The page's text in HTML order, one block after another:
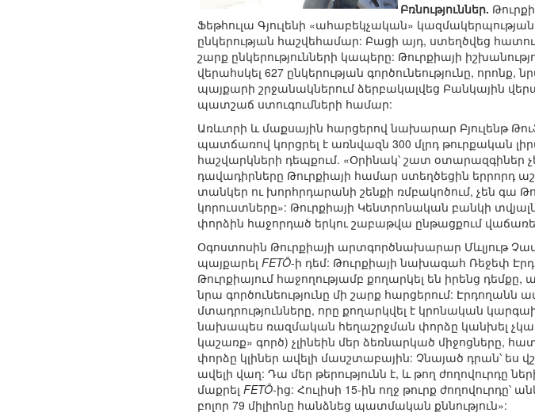
Բռնություններ.
Ֆեթհուլա Գյուլենի «ահաբեկչական»
ընկերության հաշվեհամար: Բացի այդ, ստեղծվեց
շարք ընկերությունների կապերը: Թուրքիայի
վերահսկել 627 ընկերության գործունեությունը,
պայքարի շրջանակներում ձերբակալվեց Բանկային
պատշաճ ստուգումների համար:
Առևտրի և մաքսային հարցերով նախարար Բյուլենթ
պատճառով կորցրել է առնվազն 300 մլրդ թուրքական
հաշվարկների դեպքում. «Օրինակ՝ շատ օտարազգիներ
դավադիրները Թուրքիայի համար ստեղծեցին երրորդ
տանկեր ու խորհրդարանի շենքի ռմբակոծում, չեն գա
կորուստները»: Թուրքիայի Կենտրոնական բանկի
փորձին հաջորդած երկու շաբաթվա ընթացքում վաճառել
Օգոստոսին Թուրքիայի արտգործնախարար Մևլյութ
պայքարել FETÖ-ի դեմ: Թուրքիայի նախագահ Ռեջեփ
Թուրքիայում հաջողությամբ քողարկել են իրենց
նրա գործունեությունը մի շարք հարցերում:
մտադրությունները, որը քողարկվել է կրոնական
նախապես ռազմական հեղաշրջման փորձը կանխել
կաշառք» գործ) չլինեին մեր ձեռնարկած
փորձը կլիներ ավելի մասշտաբային: Չնայած դրան՝
ավելի վաղ: Դա մեր թերությունն է, և թող
մաքրել FETÖ-ից: Հուլիսի 15-ին ողջ թուրք
բոլոր 79 միլիոնը հանձնեց պատմական քննություն»: